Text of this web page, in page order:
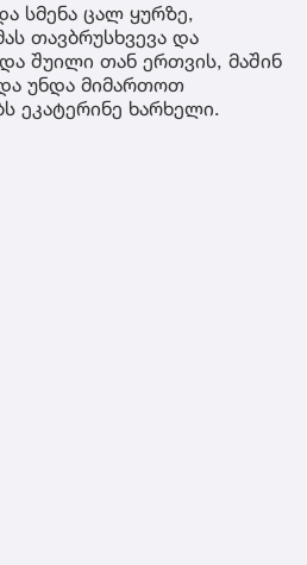
სმენა ცალ ყურზე,
თავბრუსხვევა და
შუილი თან ერთვის, მაშინ
უნდა მიმართოთ
ეკატერინე ხარხელი.